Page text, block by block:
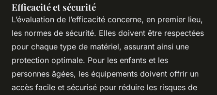
Efficacité et sécurité
L’évaluation de l’efficacité concerne, en premier lieu,
les normes de sécurité. Elles doivent être respectées
pour chaque type de matériel, assurant ainsi une
protection optimale. Pour les enfants et les
personnes âgées, les équipements doivent offrir un
accès facile et sécurisé pour réduire les risques de